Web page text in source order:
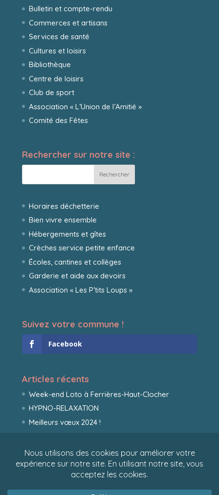
Bulletin et compte-rendu
Commerces et artisans
Services de santé
Cultures et loisirs
Bibliothèque
Centre de loisirs
Club de sport
Association « L’Union de l’Amitié »
Comité des Fêtes
Rechercher sur notre site :
Horaires déchetterie
Bien vivre ensemble
Hébergements et gîtes
Crèches service petite enfance
Écoles, cantines et collèges
Garderie et aide aux devoirs
Association « Les P’tits Loups »
Suivez votre commune !
Facebook
Articles récents
Week-end Loto à Ferrières-Haut-Clocher
HYPNO-RELAXATION
Meilleurs vœux 2024 !